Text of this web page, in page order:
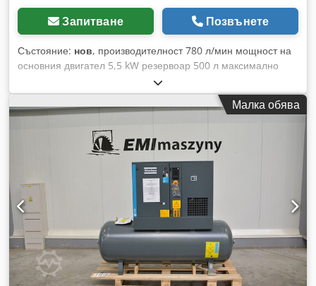
Запитване Позвънете
Състояние: нов, производителност 780 л/мин мощност на
основния двигател 5,5 kW резервоар 500 л максимално
работно налягане 10,0 атм вграден охладител електронно
регулиране на работните параметри на компресора
отговаря на стандартите CE Codpfezpxv Tjx Af HohaМалка обява